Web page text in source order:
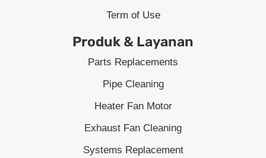
Term of Use
Produk & Layanan
Parts Replacements
Pipe Cleaning
Heater Fan Motor
Exhaust Fan Cleaning
Systems Replacement